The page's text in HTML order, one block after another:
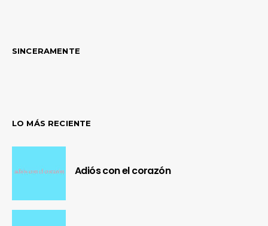
SINCERAMENTE
LO MÁS RECIENTE
Adiós con el corazón